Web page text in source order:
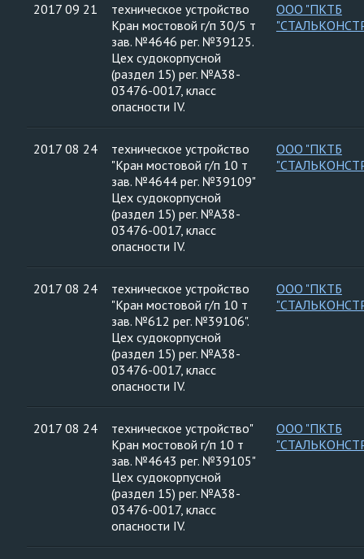
2017 09 21
техническое устройство
Кран мостовой г/п 30/5 т
зав. №4646 рег. №39125.
Цех судокорпусной
(раздел 15) рег. №А38-
03476-0017, класс
опасности IV.
ООО "ПКТБ
2017 08 24
техническое устройство
"Кран мостовой г/п 10 т
зав. №4644 рег. №39109"
Цех судокорпусной
(раздел 15) рег. №А38-
03476-0017, класс
опасности IV.
ООО "ПКТБ
2017 08 24
техническое устройство
"Кран мостовой г/п 10 т
зав. №612 рег. №39106".
Цех судокорпусной
(раздел 15) рег. №А38-
03476-0017, класс
опасности IV.
ООО "ПКТБ
2017 08 24
техническое устройство"
Кран мостовой г/п 10 т
зав. №4643 рег. №39105"
Цех судокорпусной
(раздел 15) рег. №А38-
03476-0017, класс
опасности IV.
ООО "ПКТБ